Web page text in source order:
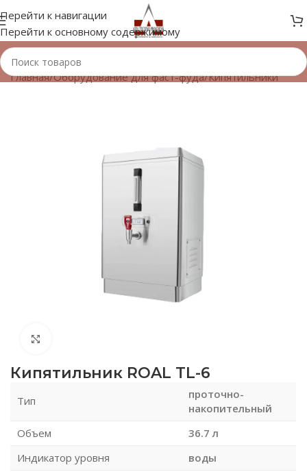
Перейти к навигации
Перейти к основному содержимому
Главная/Оборудование для фаст-фуда/Кипятильники
Кипятильник ROAL TL-6
Тип
проточно-
накопительный
Объем
36.7 л
Индикатор уровня
воды